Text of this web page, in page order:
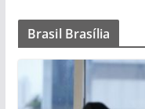
Brasil Brasília